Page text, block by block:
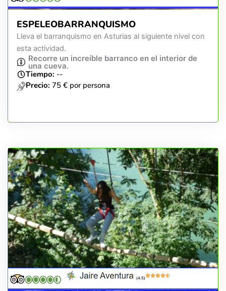
ESPELEOBARRANQUISMO
Lleva el barranquismo en Asturias al siguiente nivel con
esta actividad.
Recorre un increíble barranco en el interior de
una cueva.
Tiempo: --
Precio: 75 € por persona
(4.5)